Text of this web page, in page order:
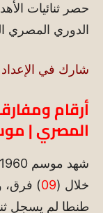
حصر ثنائيات
الدوري المصري
شارك في
أرقام
المصري | موسم
شهد موسم 1960-1961 عدد (
خلال (09
)
طنطا لم يسجل